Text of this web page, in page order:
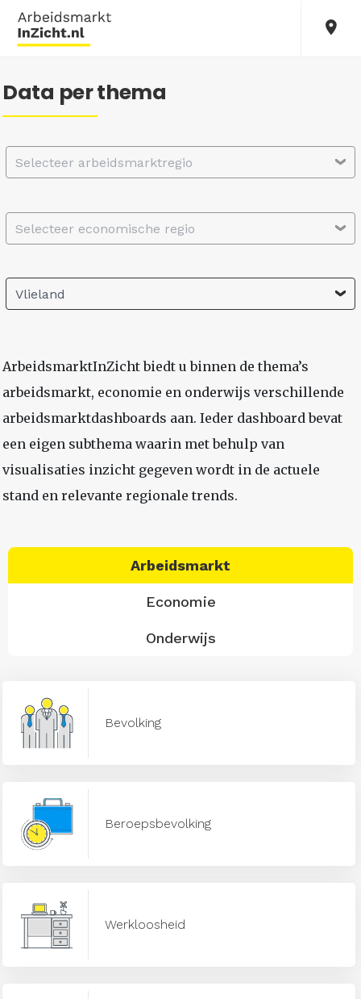
Data per thema
Selecteer arbeidsmarktregio
Selecteer economische regio
Vlieland
ArbeidsmarktInZicht biedt u binnen de thema’s
arbeidsmarkt, economie en onderwijs verschillende
arbeidsmarktdashboards aan. Ieder dashboard bevat
een eigen subthema waarin met behulp van
visualisaties inzicht gegeven wordt in de actuele
stand en relevante regionale trends.
Arbeidsmarkt
Economie
Onderwijs
Bevolking
Beroepsbevolking
Werkloosheid